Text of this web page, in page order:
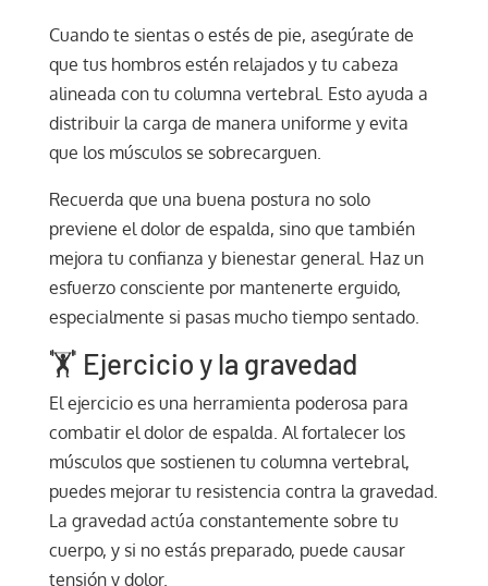
Cuando te sientas o estés de pie, asegúrate de
que tus hombros estén relajados y tu cabeza
alineada con tu columna vertebral. Esto ayuda a
distribuir la carga de manera uniforme y evita
que los músculos se sobrecarguen.
Recuerda que una buena postura no solo
previene el dolor de espalda, sino que también
mejora tu confianza y bienestar general. Haz un
esfuerzo consciente por mantenerte erguido,
especialmente si pasas mucho tiempo sentado.
🏋️ Ejercicio y la gravedad
El ejercicio es una herramienta poderosa para
combatir el dolor de espalda. Al fortalecer los
músculos que sostienen tu columna vertebral,
puedes mejorar tu resistencia contra la gravedad.
La gravedad actúa constantemente sobre tu
cuerpo, y si no estás preparado, puede causar
tensión y dolor.